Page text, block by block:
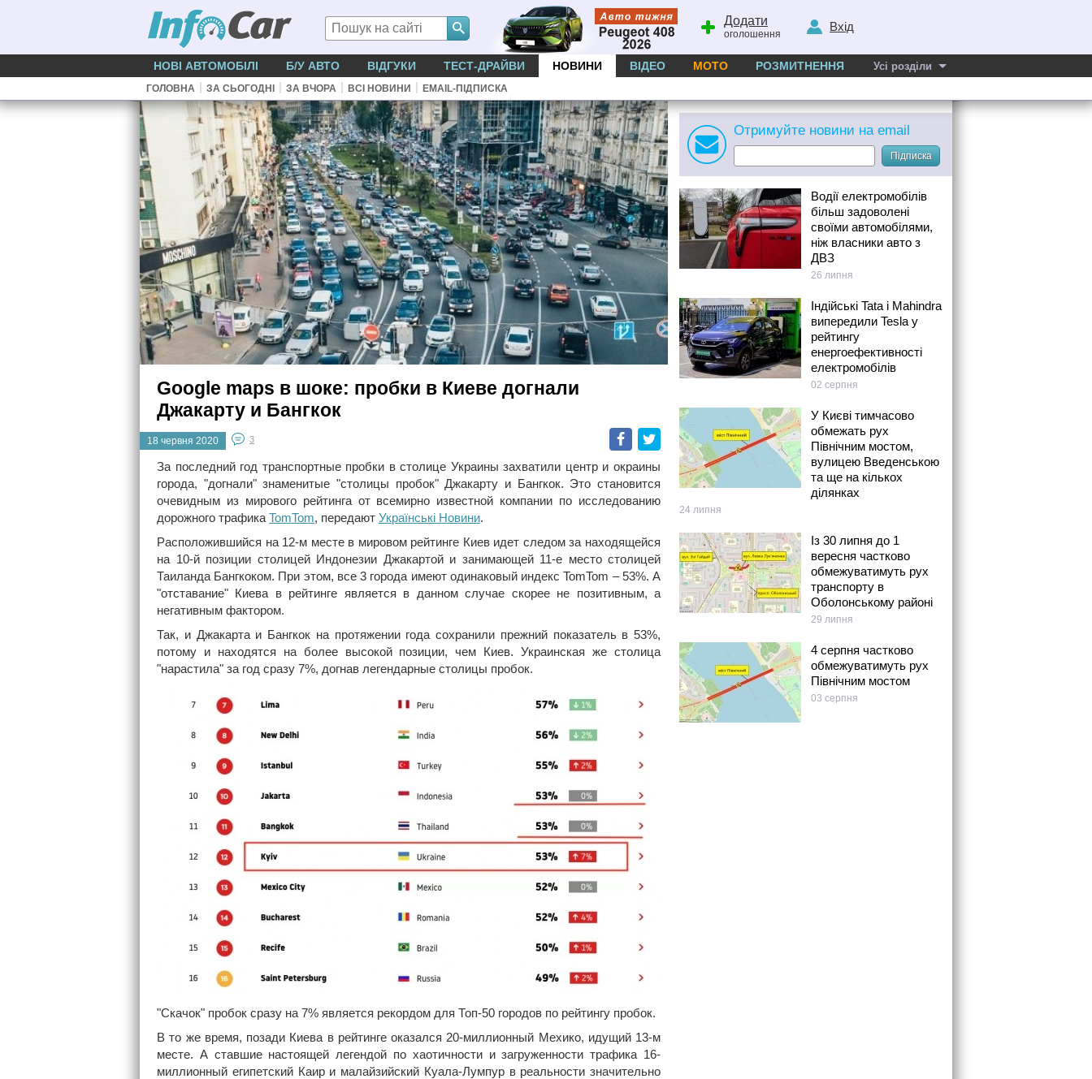
Додати
оголошення
Вхід
НОВІ АВТОМОБІЛІ Б/У АВТО ВІДГУКИ ТЕСТ-ДРАЙВИ НОВИНИ ВІДЕО МОТО РОЗМИТНЕННЯ Усі розділи
ГОЛОВНА | ЗА СЬОГОДНІ | ЗА ВЧОРА | ВСІ НОВИНИ | EMAIL-ПІДПИСКА
Google maps в шоке: пробки в Киеве догнали
Джакарту и Бангкок
Facebook
Twitter
18 червня 2020 3
За последний год транспортные пробки в столице Украины захватили центр и окраины
города, "догнали" знаменитые "столицы пробок" Джакарту и Бангкок. Это становится
очевидным из мирового рейтинга от всемирно известной компании по исследованию
дорожного трафика TomTom, передают Українські Новини.
Расположившийся на 12-м месте в мировом рейтинге Киев идет следом за находящейся
на 10-й позиции столицей Индонезии Джакартой и занимающей 11-е место столицей
Таиланда Бангкоком. При этом, все 3 города имеют одинаковый индекс TomTom – 53%. А
"отставание" Киева в рейтинге является в данном случае скорее не позитивным, а
негативным фактором.
Так, и Джакарта и Бангкок на протяжении года сохранили прежний показатель в 53%,
потому и находятся на более высокой позиции, чем Киев. Украинская же столица
"нарастила" за год сразу 7%, догнав легендарные столицы пробок.
"Скачок" пробок сразу на 7% является рекордом для Топ-50 городов по рейтингу пробок.
В то же время, позади Киева в рейтинге оказался 20-миллионный Мехико, идущий 13-м
месте. А ставшие настоящей легендой по хаотичности и загруженности трафика 16-
миллионный египетский Каир и малайзийский Куала-Лумпур в реальности значительно
Отримуйте новини на email
Підписка
Водії електромобілів
більш задоволені
своїми автомобілями,
ніж власники авто з
ДВЗ
26 липня
Індійські Tata і Mahindra
випередили Tesla у
рейтингу
енергоефективності
електромобілів
02 серпня
У Києві тимчасово
обмежать рух
Північним мостом,
вулицею Введенською
та ще на кількох
ділянках
24 липня
Із 30 липня до 1
вересня частково
обмежуватимуть рух
транспорту в
Оболонському районі
29 липня
4 серпня частково
обмежуватимуть рух
Північним мостом
03 серпня